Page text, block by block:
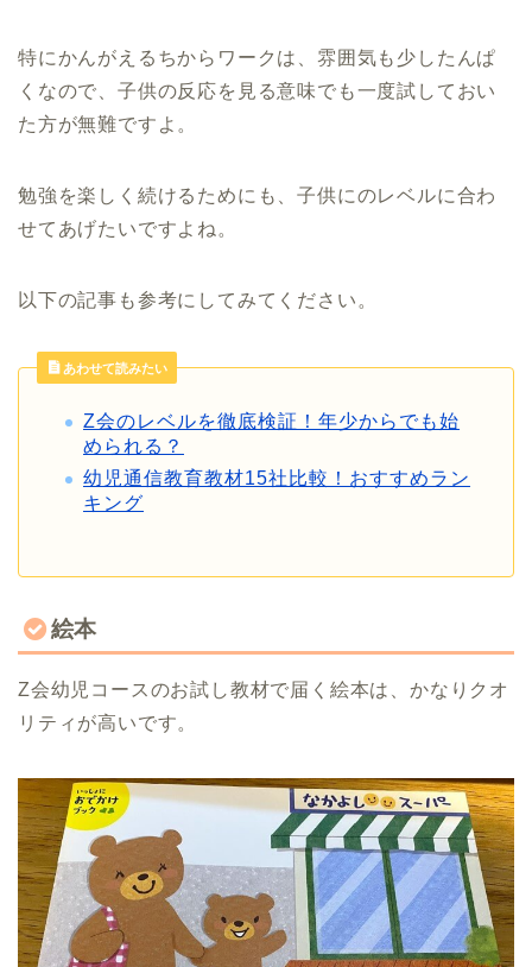
特にかんがえるちからワークは、雰囲気も少したんぱ
くなので、子供の反応を見る意味でも一度試しておい
た方が無難ですよ。
勉強を楽しく続けるためにも、子供にのレベルに合わ
せてあげたいですよね。
以下の記事も参考にしてみてください。
あわせて読みたい
Z会のレベルを徹底検証！年少からでも始
められる？
幼児通信教育教材15社比較！おすすめラン
キング
絵本
Z会幼児コースのお試し教材で届く絵本は、かなりクオ
リティが高いです。